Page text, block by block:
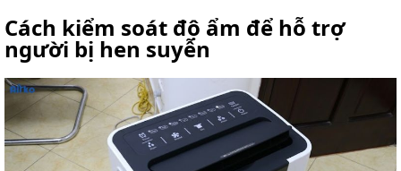
Cách kiểm soát độ ẩm để hỗ trợ
người bị hen suyễn